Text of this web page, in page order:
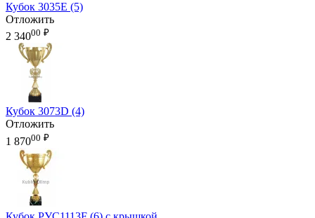
Кубок 3035E (5)
Отложить
2 34000 ₽
Кубок 3073D (4)
Отложить
1 87000 ₽